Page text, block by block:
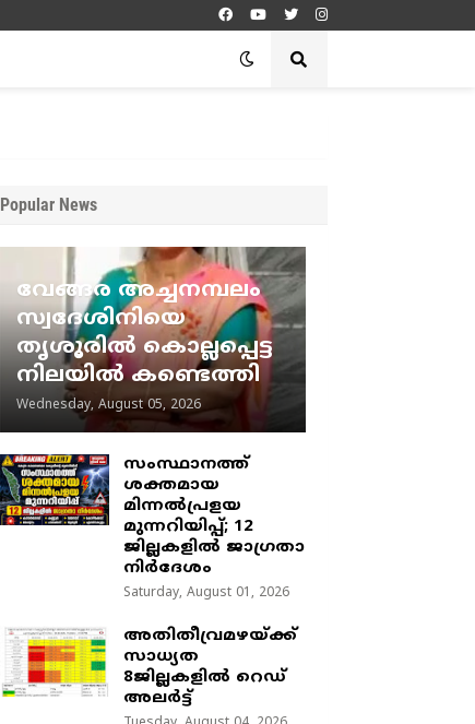
Popular News
വേങ്ങര അച്ചനമ്പലം
സ്വദേശിനിയെ
തൃശൂരിൽ കൊല്ലപ്പെട്ട
നിലയിൽ കണ്ടെത്തി
Wednesday, August 05, 2026
സംസ്ഥാനത്ത്
ശക്തമായ
മിന്നൽപ്രളയ
മുന്നറിയിപ്പ്; 12
ജില്ലകളിൽ ജാഗ്രതാ
നിർദേശം
Saturday, August 01, 2026
അതിതീവ്രമഴയ്ക്ക്
സാധ്യത
8ജില്ലകളിൽ റെഡ്
അലർട്ട്